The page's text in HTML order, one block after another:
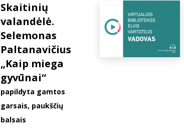
Skaitinių
valandėlė.
Selemonas
Paltanavičius
„Kaip miega
gyvūnai“
papildyta gamtos
garsais, paukščių
balsais